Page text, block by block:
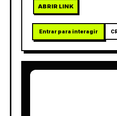
ABRIR LINK
Entrar para interagir